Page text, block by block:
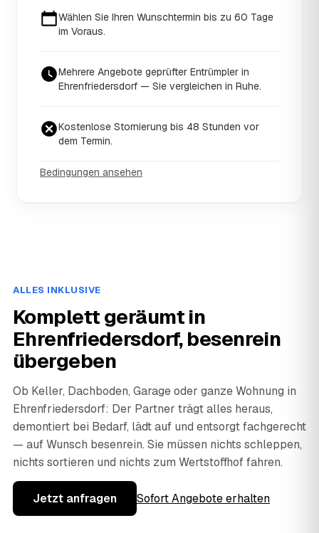
Wählen Sie Ihren Wunschtermin bis zu 60 Tage
im Voraus.
Mehrere Angebote geprüfter Entrümpler in
Ehrenfriedersdorf — Sie vergleichen in Ruhe.
Kostenlose Stornierung bis 48 Stunden vor
dem Termin.
Bedingungen ansehen
ALLES INKLUSIVE
Komplett geräumt in
Ehrenfriedersdorf, besenrein
übergeben
Ob Keller, Dachboden, Garage oder ganze Wohnung in
Ehrenfriedersdorf: Der Partner trägt alles heraus,
demontiert bei Bedarf, lädt auf und entsorgt fachgerecht
— auf Wunsch besenrein. Sie müssen nichts schleppen,
nichts sortieren und nichts zum Wertstoffhof fahren.
Jetzt anfragen Sofort Angebote erhalten